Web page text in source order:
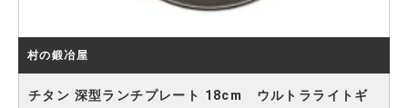
村の鍛冶屋
チタン 深型ランチプレート 18cm ウルトラライトギ